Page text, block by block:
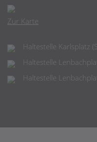
Zur Karte
Haltestelle Karlsplatz
Haltestelle
Haltestelle